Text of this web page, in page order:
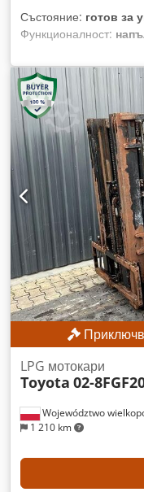
Състояние: готов за
Функционалност:
,
машина/превозно
височина: 14 000 мм
Работна височина:
МАШИНАТА
Брой хора: макс. 2
допустимо
N Скорост на вятъра:
ОБОРУДВАНЕ
SL15850SP
Województwo
1 210 km
LPG мотокари
Toyota 02-